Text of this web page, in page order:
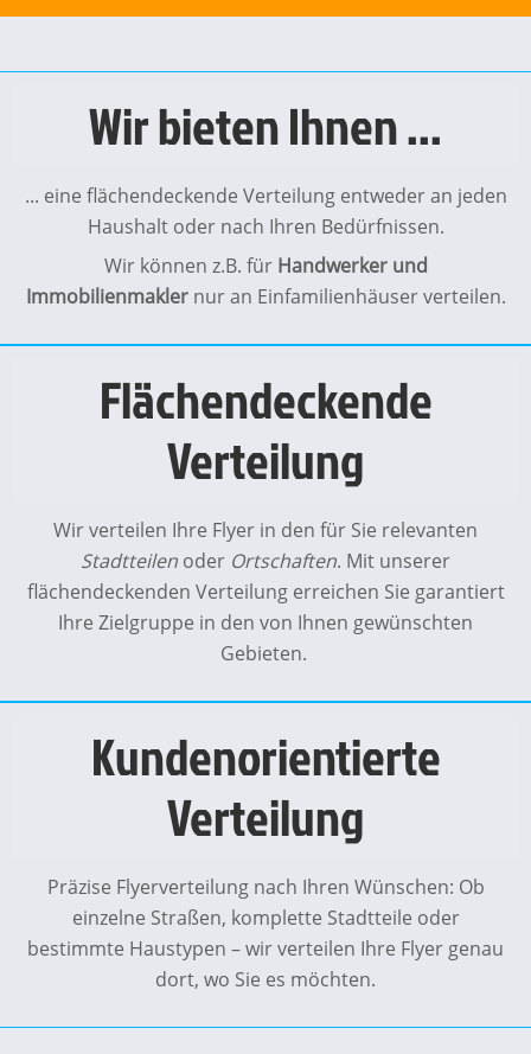
Wir bieten Ihnen ...
... eine flächendeckende Verteilung entweder an jeden
Haushalt oder nach Ihren Bedürfnissen.
Wir können z.B. für Handwerker und
Immobilienmaklernur an Einfamilienhäuser verteilen.
Flächendeckende
Verteilung
Wir verteilen Ihre Flyer in den für Sie relevanten
Stadtteilen oder Ortschaften. Mit unserer
flächendeckenden Verteilung erreichen Sie garantiert
Ihre Zielgruppe in den von Ihnen gewünschten
Gebieten.
Kundenorientierte
Verteilung
Präzise Flyerverteilung nach Ihren Wünschen: Ob
einzelne Straßen, komplette Stadtteile oder
bestimmte Haustypen – wir verteilen Ihre Flyer genau
dort, wo Sie es möchten.